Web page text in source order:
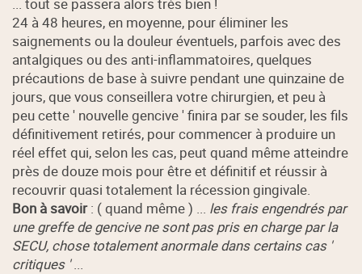
24 à 48 heures, en moyenne, pour éliminer les
saignements ou la douleur éventuels, parfois avec des
antalgiques ou des anti-inflammatoires, quelques
précautions de base à suivre pendant une quinzaine de
jours, que vous conseillera votre chirurgien, et peu à
peu cette ' nouvelle gencive ' finira par se souder, les fils
définitivement retirés, pour commencer à produire un
réel effet qui, selon les cas, peut quand même atteindre
près de douze mois pour être et définitif et réussir à
recouvrir quasi totalement la récession gingivale.
Bon à savoir: ( quand même ) ... les frais engendrés par
une greffe de gencive ne sont pas pris en charge par la
SECU, chose totalement anormale dans certains cas '
critiques '...